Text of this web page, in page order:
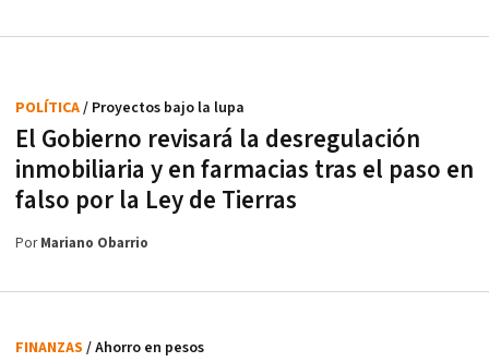
El Gobierno revisará la desregulación
inmobiliaria y en farmacias tras el paso en
falso por la Ley de Tierras
POLÍTICA/ Proyectos bajo la lupa
PorMariano Obarrio
FINANZAS / Ahorro en pesos